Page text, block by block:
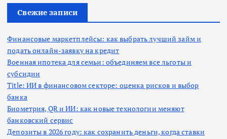
Свежие записи
Финансовые маркетплейсы: как выбрать лучший займ и
подать онлайн-заявку на кредит
Военная ипотека для семьи: объединяем все льготы и
субсидии
Title: ИИ в финансовом секторе: оценка рисков и выбор
банка
Биометрия, QR и ИИ: как новые технологии меняют
банковский сервис
Депозиты в 2026 году: как сохранить деньги, когда ставки